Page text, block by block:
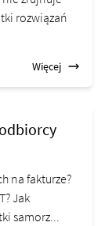
rozwiązań
Więcej
na fakturze?
Jak
samorz...